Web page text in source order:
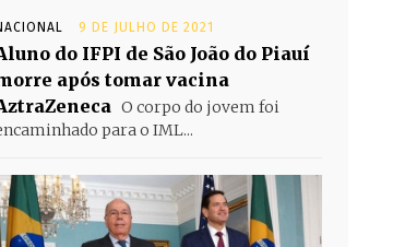
9 DE JULHO DE 2021
do IFPI de São João do Piauí
após tomar vacina
O corpo do jovem foi
para o IML...